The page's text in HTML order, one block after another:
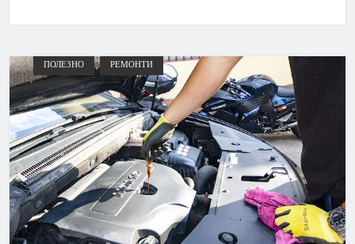
ПОЛЕЗНО РЕМОНТИ